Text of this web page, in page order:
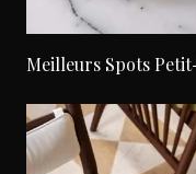
Meilleurs Spots